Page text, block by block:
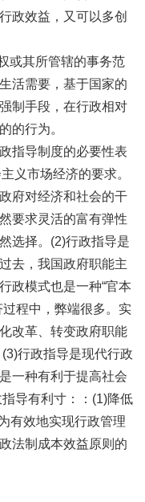
政效益，又可以多创
或其所管辖的事务范
活需要，基于国家的
制手段，在行政相对
的行为。
指导制度的必要性表
义市场经济的要求。
府对经济和社会的干
要求灵活的富有弹性
选择。(2)行政指导是
去，我国政府职能主
政模式也是一种“官本
程中，弊端很多。实
改革、转变政府职能
行政指导是现代行政
一种有利于提高社会
导有利寸：：(1)降低
有效地实现行政管理
法制成本效益原则的